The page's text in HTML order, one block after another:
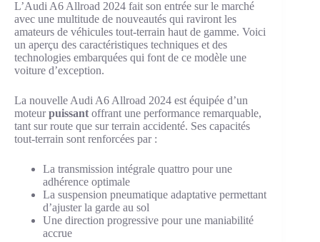
L’Audi A6 Allroad 2024 fait son entrée sur le marché
avec une multitude de nouveautés qui raviront les
amateurs de véhicules tout-terrain haut de gamme. Voici
un aperçu des caractéristiques techniques et des
technologies embarquées qui font de ce modèle une
voiture d’exception.
La nouvelle Audi A6 Allroad 2024 est équipée d’un
moteurpuissant offrant une performance remarquable,
tant sur route que sur terrain accidenté. Ses capacités
tout-terrain sont renforcées par :
La transmission intégrale quattro pour une
adhérence optimale
La suspension pneumatique adaptative permettant
d’ajuster la garde au sol
Une direction progressive pour une maniabilité
accrue